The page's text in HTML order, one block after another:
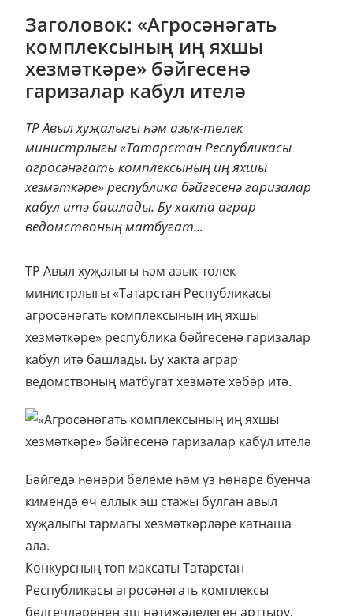
Заголовок: «Агросәнәгать
комплексының иң яхшы
хезмәткәре» бәйгесенә
гаризалар кабул ителә
ТР Авыл хуҗалыгы һәм азык-төлек
министрлыгы «Татарстан Республикасы
агросәнәгать комплексының иң яхшы
хезмәткәре» республика бәйгесенә гаризалар
кабул итә башлады. Бу хакта аграр
ведомствоның матбугат...
ТР Авыл хуҗалыгы һәм азык-төлек
министрлыгы «Татарстан Республикасы
агросәнәгать комплексының иң яхшы
хезмәткәре» республика бәйгесенә гаризалар
кабул итә башлады. Бу хакта аграр
ведомствоның матбугат хезмәте хәбәр итә.
Бәйгедә һөнәри белеме һәм үз һөнәре буенча
кимендә өч еллык эш стажы булган авыл
хуҗалыгы тармагы хезмәткәрләре катнаша
ала.
Конкурсның төп максаты Татарстан
Республикасы агросәнәгать комплексы
белгечләренең эш нәтиҗәлелеген арттыру,